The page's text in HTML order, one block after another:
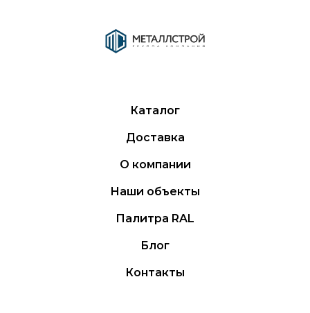
Каталог
Доставка
О компании
Наши объекты
Палитра RAL
Блог
Контакты